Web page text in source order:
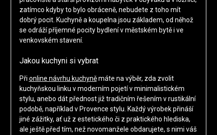
zatímco kdyby to bylo obráceně, nebudete z toho mít
dobrý pocit. Kuchyně a koupelna jsou základem, od něhož
se odráží příjemné pocity bydlení v městském bytě i ve
venkovském stavení.
Jakou kuchyni si vybrat
Při online návrhu kuchyněmáte na výběr, zda zvolit
kuchyňskou linku v moderním pojetí v minimalistickém
stylu, anebo dát přednost již tradičním řešením v rustikální
podobě, například v Provence stylu. Každý výrobek přináší
jiné zážitky, ať už z estetického či z praktického hlediska,
ale ještě před tím, než novomanžele obdarujete, s nimi váš